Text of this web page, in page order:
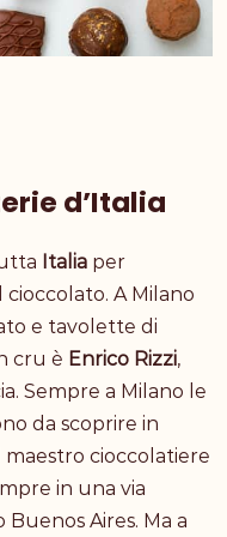
d’Italia
Italia per
A Milano
e tavolette di
cru è Enrico Rizzi,
Sempre a Milano le
da scoprire in
cioccolatiere
in una via
Buenos Aires. Ma a